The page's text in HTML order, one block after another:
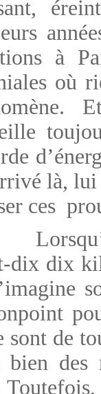
à
où
là, lui
ces
dix dix
sont de
bien des